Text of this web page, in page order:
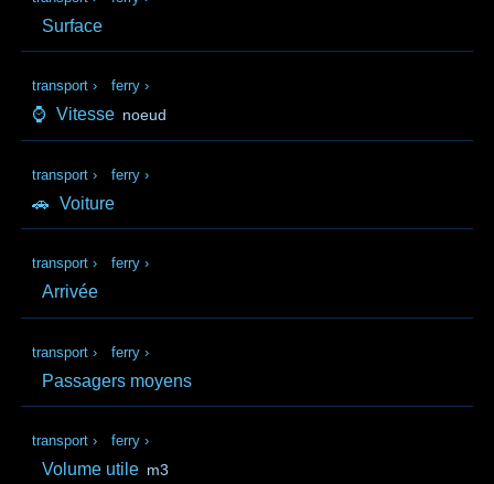
Surface
transport › ferry ›
⌚ Vitesse noeud
transport › ferry ›
🚗 Voiture
transport › ferry ›
Arrivée
transport › ferry ›
Passagers moyens
transport › ferry ›
Volume utile m3